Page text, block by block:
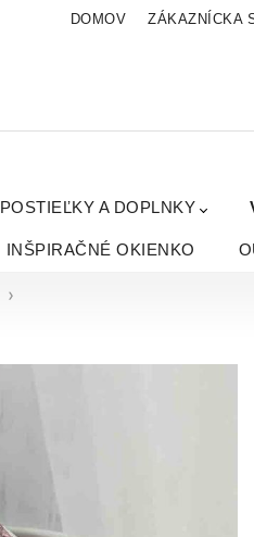
DOMOV ZÁKAZNÍCKA
POSTIEĽKY A DOPLNKY
INŠPIRAČNÉ OKIENKO